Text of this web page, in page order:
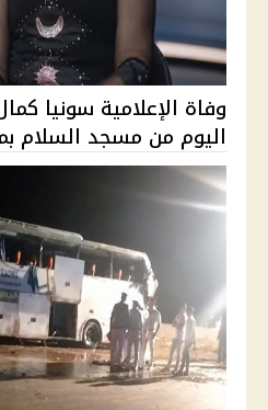
وفاة الإعلامية سونيا
اليوم من مسجد السلام